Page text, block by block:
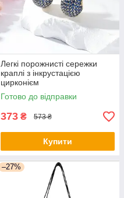
Легкі порожнисті сережки
краплі з інкрустацією
цирконієм
Готово до відправки
373 ₴ 573 ₴
Купити
–27%